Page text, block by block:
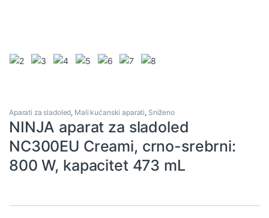
Aparati za sladoled, Mali kućanski aparati, Sniženo
NINJA aparat za sladoled
NC300EU Creami, crno-srebrni:
800 W, kapacitet 473 mL